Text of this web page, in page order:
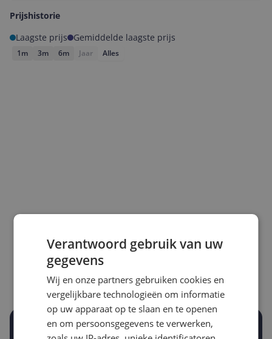
Prijshistorie
Laagste prijs
Gemiddelde laagste prijs
1m 3m 6m Jaar Alles
Goedkoopste nu
€ 18,99
Stel een alert in en mis geen prijsdaling
Verantwoord gebruik van uw
gegevens
Wij en onze partners gebruiken cookies en
vergelijkbare technologieën om informatie
op uw apparaat op te slaan en te openen
en om persoonsgegevens te verwerken,